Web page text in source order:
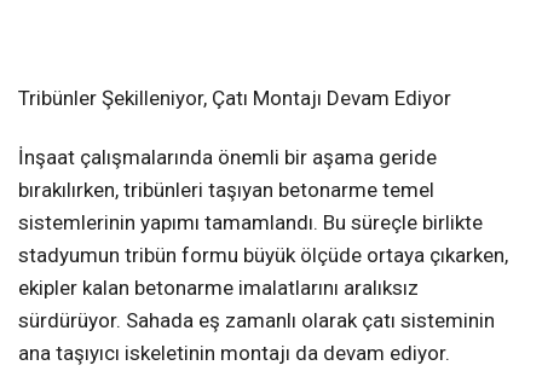
Tribünler Şekilleniyor, Çatı Montajı Devam Ediyor
İnşaat çalışmalarında önemli bir aşama geride
bırakılırken, tribünleri taşıyan betonarme temel
sistemlerinin yapımı tamamlandı. Bu süreçle birlikte
stadyumun tribün formu büyük ölçüde ortaya çıkarken,
ekipler kalan betonarme imalatlarını aralıksız
sürdürüyor. Sahada eş zamanlı olarak çatı sisteminin
ana taşıyıcı iskeletinin montajı da devam ediyor.